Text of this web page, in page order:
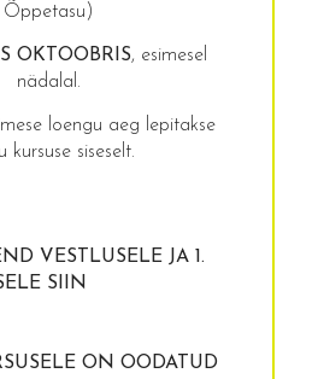
Õppetasu)
OKTOOBRIS, esimesel
nädalal.
loengu aeg lepitakse
kursuse siseselt.
VESTLUSELE JA 1.
SIIN
ON OODATUD